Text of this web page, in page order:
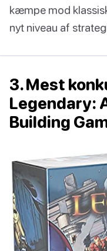
kæmpe mod
nyt niveau af
3. Mest
Legendary:
Building